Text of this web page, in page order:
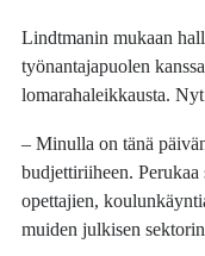
Lindtmanin mukaan
työnantajapuolen
lomarahaleikkausta.
– Minulla on tänä
budjettiriiheen.
opettajien,
muiden julkisen